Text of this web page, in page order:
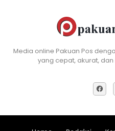
Media online Pakuan Pos
yang cepat, akurat,